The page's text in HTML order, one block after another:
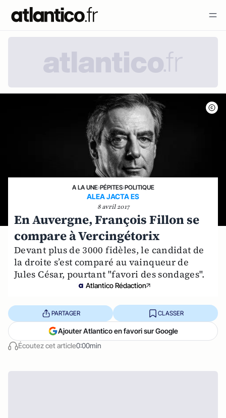
A LA UNE›PÉPITES›POLITIQUE
ALEA JACTA ES
8 avril 2017
En Auvergne, François Fillon se
compare à Vercingétorix
Devant plus de 3000 fidèles, le candidat de
la droite s’est comparé au vainqueur de
Jules César, pourtant "favori des sondages".
Atlantico Rédaction
Écoutez cet article0:00min
PARTAGER CLASSER
Ajouter Atlantico en favori sur Google